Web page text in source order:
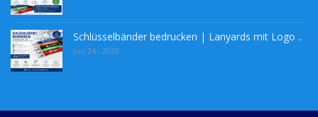
Schlüsselbänder bedrucken | Lanyards mit Logo ..
Jun 24 - 2026